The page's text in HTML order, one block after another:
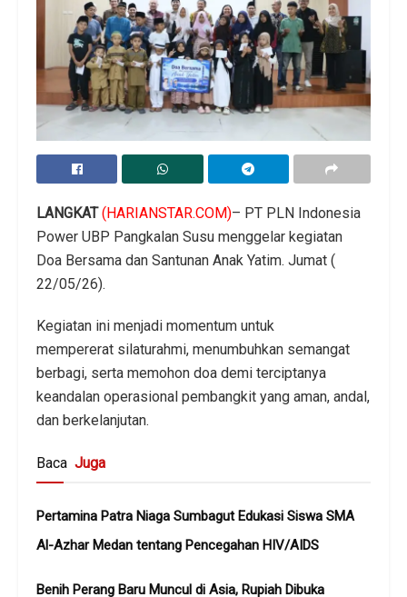
LANGKAT(HARIANSTAR.COM)– PT PLN Indonesia
Power UBP Pangkalan Susu menggelar kegiatan
Doa Bersama dan Santunan Anak Yatim. Jumat (
22/05/26).
Kegiatan ini menjadi momentum untuk
mempererat silaturahmi, menumbuhkan semangat
berbagi, serta memohon doa demi terciptanya
keandalan operasional pembangkit yang aman, andal,
dan berkelanjutan.
Baca Juga
Pertamina Patra Niaga Sumbagut Edukasi Siswa SMA
Al-Azhar Medan tentang Pencegahan HIV/AIDS
Benih Perang Baru Muncul di Asia, Rupiah Dibuka